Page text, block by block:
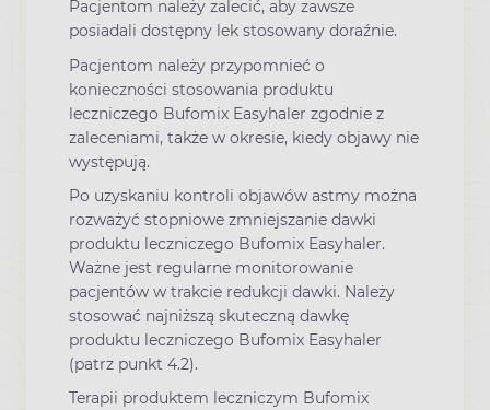
Pacjentom należy zalecić, aby zawsze
posiadali dostępny lek stosowany doraźnie.
Pacjentom należy przypomnieć o
konieczności stosowania produktu
leczniczego Bufomix Easyhaler zgodnie z
zaleceniami, także w okresie, kiedy objawy nie
występują.
Po uzyskaniu kontroli objawów astmy można
rozważyć stopniowe zmniejszanie dawki
produktu leczniczego Bufomix Easyhaler.
Ważne jest regularne monitorowanie
pacjentów w trakcie redukcji dawki. Należy
stosować najniższą skuteczną dawkę
produktu leczniczego Bufomix Easyhaler
(patrz punkt 4.2).
Terapii produktem leczniczym Bufomix